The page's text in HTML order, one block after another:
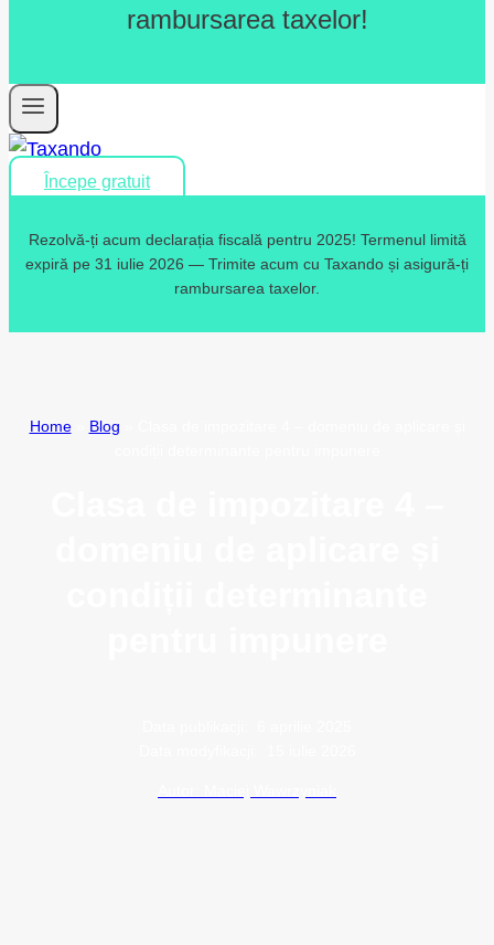
rambursarea taxelor!
Începe gratuit
Rezolvă-ți acum declarația fiscală pentru 2025! Termenul limită
expiră pe 31 iulie 2026 — Trimite acum cu Taxando și asigură-ți
rambursarea taxelor.
Home» Blog